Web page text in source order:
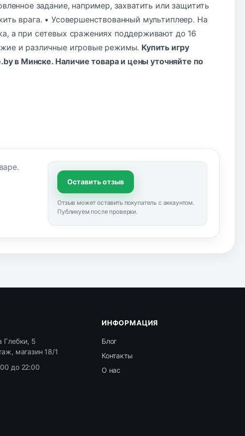
задание, например, захватить или защитить
врага. • Усовершенствованный мультиплеер. На
а при сетевых сражениях поддерживают до 16
и различные игровые режимы. Купить игру
в Минске. Наличие товара и цены уточняйте по
Оставить отзыв
Отзыв может оставить покупатель с аккаунтом.
Публикуем после проверки.
Глебки, 5
магазин 18/1
до 22:00
ИНФОРМАЦИЯ
Блог
Контакты
О нас